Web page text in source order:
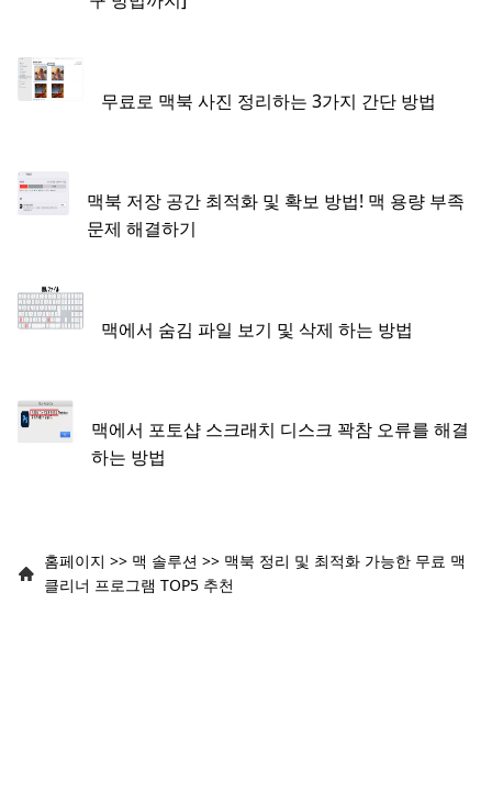
무료로 맥북 사진 정리하는 3가지 간단 방법
맥북 저장 공간 최적화 및 확보 방법! 맥 용량 부족
문제 해결하기
맥에서 숨김 파일 보기 및 삭제 하는 방법
맥에서 포토샵 스크래치 디스크 꽉참 오류를 해결
하는 방법
홈페이지 >> 맥 솔루션 >> 맥북 정리 및 최적화 가능한 무료 맥
클리너 프로그램 TOP5 추천